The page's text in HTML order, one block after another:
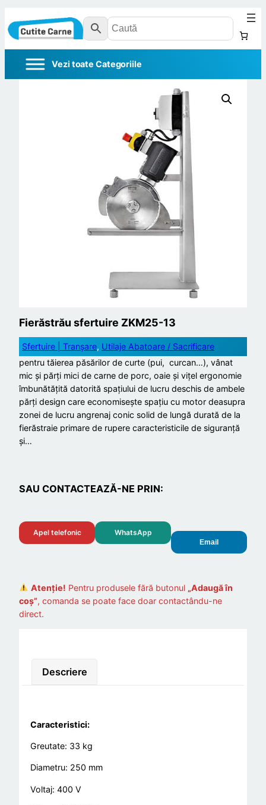
Fierăstrău sfertuire ZKM25-13
Sfertuire | Tranșare, Utilaje Abatoare / Sacrificare
pentru tăierea păsărilor de curte (pui, curcan…), vânat
mic și părți mici de carne de porc, oaie și vițel ergonomie
îmbunătățită datorită spațiului de lucru deschis de ambele
părți design care economisește spațiu cu motor deasupra
zonei de lucru angrenaj conic solid de lungă durată de la
fierăstraie primare de rupere caracteristicile de siguranță
și…
SAU CONTACTEAZĂ-NE PRIN:
Apel telefonic WhatsApp
Email
Atenție! Pentru produsele fără butonul „Adaugă în
coș”, comanda se poate face doar contactându-ne
direct.
Descriere
Caracteristici:
Greutate: 33 kg
Diametru: 250 mm
Voltaj: 400 V